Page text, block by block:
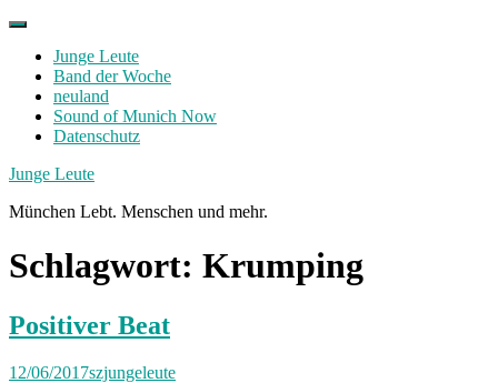
Skip
contentJunge Leute
Band der Woche
neuland
Sound of Munich Now
Datenschutz
Facebook
Twitter
Instagram
Junge Leute
München Lebt. Menschen und mehr.
Schlagwort: Krumping
Positiver Beat
12/06/2017szjungeleute